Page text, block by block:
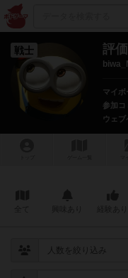
戦士 評
マイボ
参加コ
ウェブ